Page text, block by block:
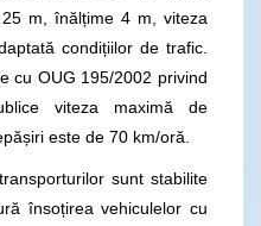
m, înălțime 4 m, viteza
condițiilor de trafic.
cu OUG 195/2002 privind
viteza maximă de
este de 70 km/oră.
sunt stabilite
însoțirea vehiculelor cu